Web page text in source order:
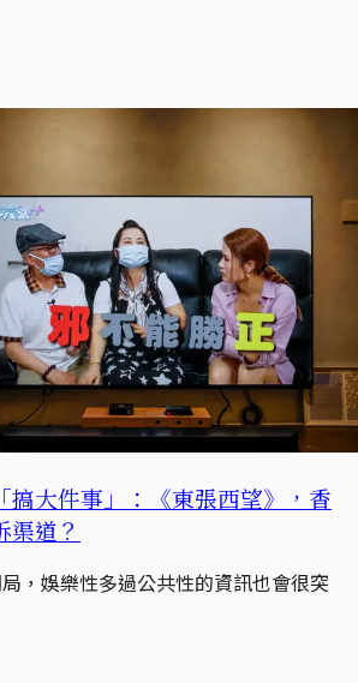
搞大件事」：《東張西望》，香
道？
，娛樂性多過公共性的資訊也會很突